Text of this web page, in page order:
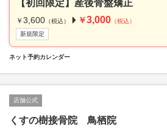
【初回限定】産後骨盤矯正
￥ 3,600 （税込） ￥3,000 （税込）
新規限定
ネット予約カレンダー
店舗公式
くすの樹接骨院 鳥栖院